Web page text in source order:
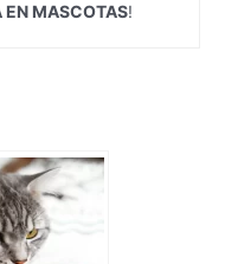
EN MASCOTAS!